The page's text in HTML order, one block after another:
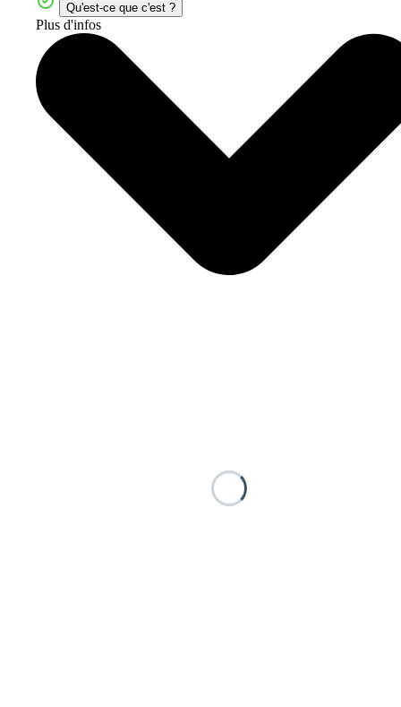
Qu'est-ce que c'est ?
Plus d'infos